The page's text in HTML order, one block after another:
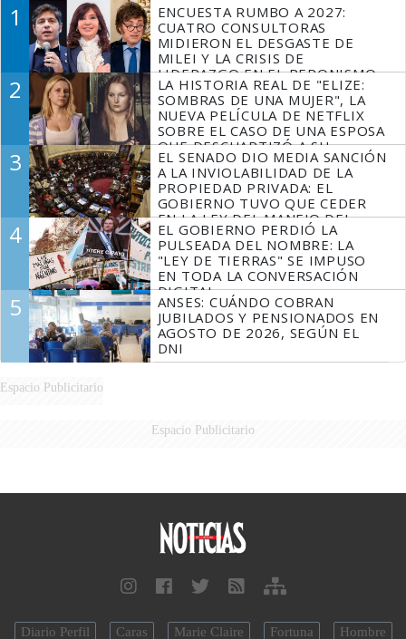
1
ENCUESTA RUMBO A 2027:
CUATRO CONSULTORAS
MIDIERON EL DESGASTE DE
MILEI Y LA CRISIS DE
LIDERAZGO EN EL PERONISMO
2
LA HISTORIA REAL DE "ELIZE:
SOMBRAS DE UNA MUJER", LA
NUEVA PELÍCULA DE NETFLIX
SOBRE EL CASO DE UNA ESPOSA
QUE DESCUARTIZÓ A SU
MARIDO
3
EL SENADO DIO MEDIA SANCIÓN
A LA INVIOLABILIDAD DE LA
PROPIEDAD PRIVADA: EL
GOBIERNO TUVO QUE CEDER
EN LA LEY DEL MANEJO DEL
FUEGO
4
EL GOBIERNO PERDIÓ LA
PULSEADA DEL NOMBRE: LA
"LEY DE TIERRAS" SE IMPUSO
EN TODA LA CONVERSACIÓN
DIGITAL
5
ANSES: CUÁNDO COBRAN
JUBILADOS Y PENSIONADOS EN
AGOSTO DE 2026, SEGÚN EL
DNI
Espacio Publicitario
Espacio Publicitario
Diario Perfil Caras Marie Claire Fortuna Hombre